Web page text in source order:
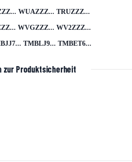
WUAZZZ... TRUZZZ...
WVGZZZ... WV2ZZZ...
TMBLJ9... TMBET6...
zur Produktsicherheit